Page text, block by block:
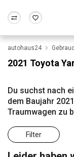
Wir bewerten dein Auto
Frankfurt Wuppertal
autohaus24
2021 Toyota
Du suchst nach
dem Baujahr
Traumwagen zu
Filter